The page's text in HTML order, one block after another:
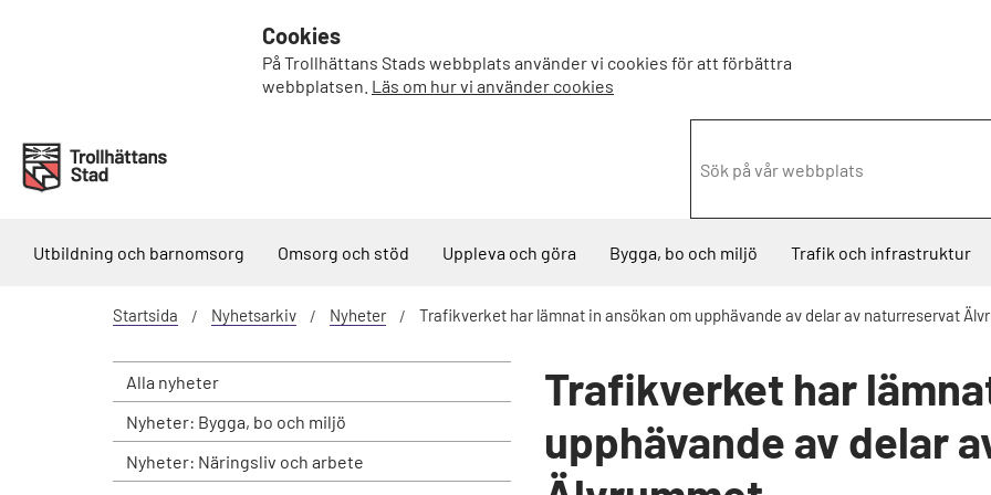
Cookies
På Trollhättans Stads webbplats använder vi cookies för att förbättra
webbplatsen. Läs om hur vi använder cookies
Utbildning och barnomsorg Omsorg och stöd Uppleva och göra Bygga, bo och miljö Trafik och infrastruktur
Startsida Nyhetsarkiv Nyheter Trafikverket har lämnat in ansökan om upphävande av delar av naturreservat
Alla nyheter
Nyheter: Bygga, bo och miljö
Nyheter: Näringsliv och arbete
Trafikverket har
upphävande av delar